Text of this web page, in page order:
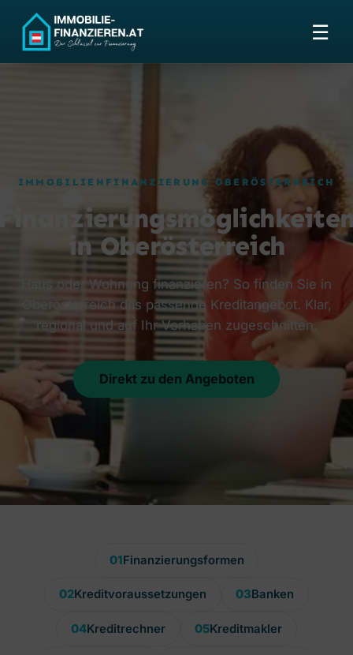
☰
IMMOBILIENFINANZIERUNG OBERÖSTERREICH
in Oberösterreich
Haus oder Wohnung finanzieren? So finden Sie in
Oberösterreich das passende Kreditangebot. Klar,
regional und auf Ihr Vorhaben zugeschnitten.
Direkt zu den Angeboten
01Finanzierungsformen
02Kreditvoraussetzungen 03 Banken
04Kreditrechner 05Kreditmakler